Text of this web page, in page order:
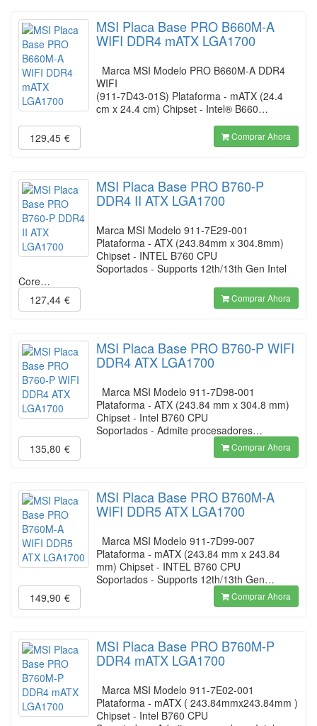
MSI Placa Base PRO B660M-A
WIFI DDR4 mATX LGA1700
Marca MSI Modelo PRO B660M-A DDR4
WIFI
(911-7D43-01S) Plataforma - mATX (24.4
cm x 24.4 cm) Chipset - Intel® B660…
129,45 € Comprar Ahora
MSI Placa Base PRO B760-P
DDR4 II ATX LGA1700
Marca MSI Modelo 911-7E29-001
Plataforma - ATX (243.84mm x 304.8mm)
Chipset - INTEL B760 CPU
Soportados - Supports 12th/13th Gen Intel
Core…
127,44 € Comprar Ahora
MSI Placa Base PRO B760-P WIFI
DDR4 ATX LGA1700
Marca MSI Modelo 911-7D98-001
Plataforma - ATX (243.84 mm x 304.8 mm)
Chipset - Intel B760 CPU
Soportados - Admite procesadores…
135,80 € Comprar Ahora
MSI Placa Base PRO B760M-A
WIFI DDR5 ATX LGA1700
Marca MSI Modelo 911-7D99-007
Plataforma - mATX (243.84 mm x 243.84
mm) Chipset - INTEL B760 CPU
Soportados - Supports 12th/13th Gen…
149,90 € Comprar Ahora
MSI Placa Base PRO B760M-P
DDR4 mATX LGA1700
Marca MSI Modelo 911-7E02-001
Plataforma - mATX ( 243.84mmx243.84mm )
Chipset - Intel B760 CPU